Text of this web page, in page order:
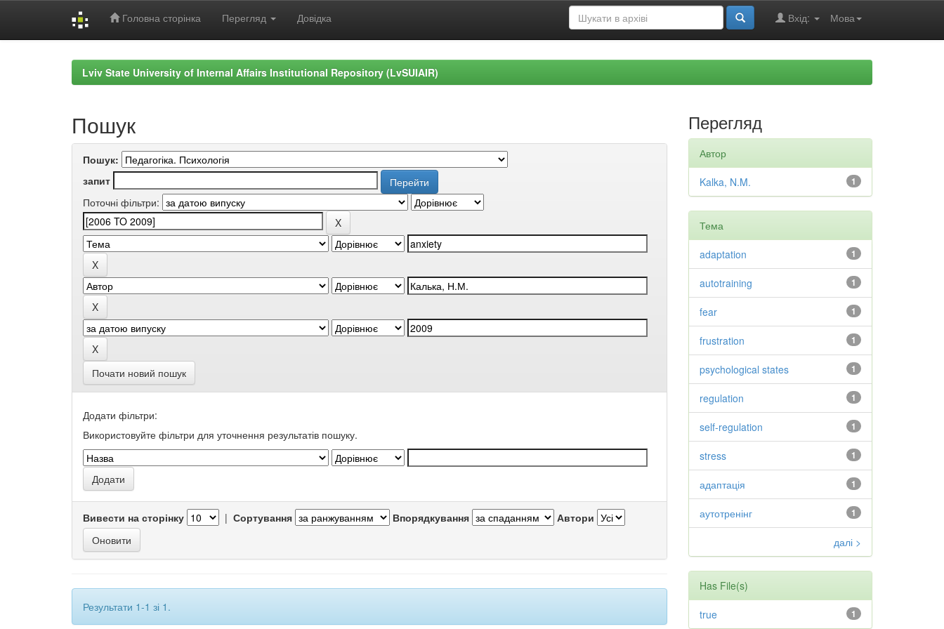
Головна сторінка Перегляд Довідка Мова
Вхід:
Lviv State University of Internal Affairs Institutional Repository (LvSUIAIR)
Пошук
Пошук:
запит
Поточні фільтри:
Почати новий пошук
Додати фільтри:
Використовуйте фільтри для уточнення результатів пошуку.
Вивести на сторінку | Сортування Впорядкування Автори
Результати 1-1 зі 1.
Перегляд
Автор
1
Kalka, N.M.
Тема
1
adaptation
1
autotraining
1
fear
1
frustration
1
psychological states
1
regulation
1
self-regulation
1
stress
1
адаптація
1
аутотренінг
далі >
Has File(s)
1
true